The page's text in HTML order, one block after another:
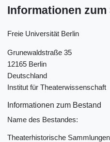
Informationen
Freie Universität Berlin
Grunewaldstraße 35
12165 Berlin
Deutschland
Institut für Theaterwissenschaft
Informationen zum Bestand
Name des Bestandes:
Theaterhistorische Sammlungen